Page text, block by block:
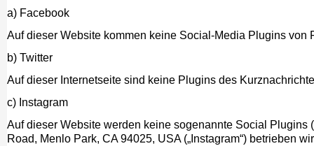
a) Facebook
Auf dieser Website kommen keine Social-Media Plugins
b) Twitter
Auf dieser Internetseite sind keine Plugins des
c) Instagram
Auf dieser Website werden keine sogenannte Social Plugins
Road, Menlo Park, CA 94025, USA („Instagram“) betrieben